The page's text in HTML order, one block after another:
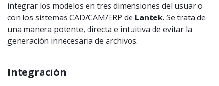
integrar los modelos en tres dimensiones del usuario
con los sistemas CAD/CAM/ERP de Lantek. Se trata de
una manera potente, directa e intuitiva de evitar la
generación innecesaria de archivos.
Integración